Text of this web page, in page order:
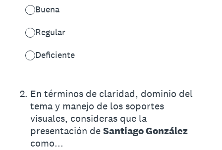
Buena
Regular
Deficiente
2. En términos de claridad, dominio del
tema y manejo de los soportes
visuales, consideras que la
presentación deSantiago González
como...